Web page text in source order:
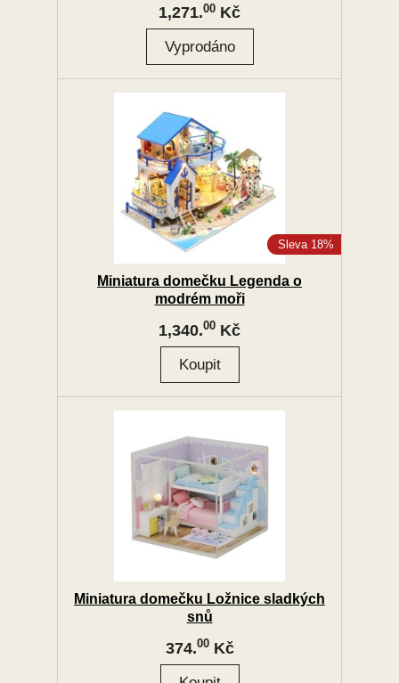
1,271.00 Kč
Sleva 18%
Miniatura domečku Legenda o
modrém moři
1,340.00 Kč
Miniatura domečku Ložnice sladkých
snů
374.00Kč